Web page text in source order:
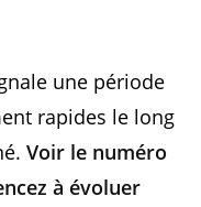
une période
rapides le long
Voir le numéro
à évoluer